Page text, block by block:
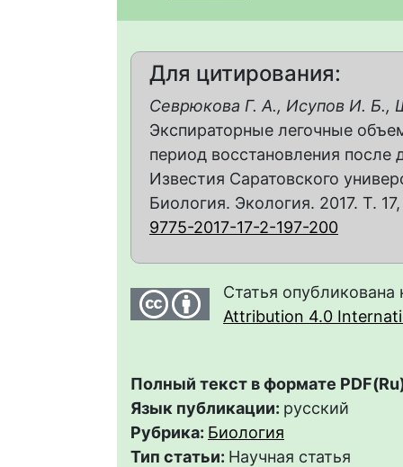
Для цитирования:
Севрюкова Г. А., Исупов И. Б.,
Экспираторные легочные
период восстановления после
Известия Саратовского
Биология. Экология. 2017. Т.
9775-2017-17-2-197-200
Статья
Attribution 4.0
Полный текст в формате
Язык публикации: русский
Рубрика: Биология
Тип статьи: Научная статья